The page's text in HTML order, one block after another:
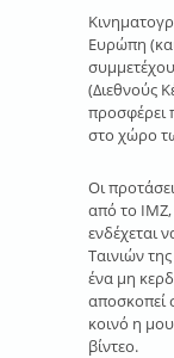
Ευρώπη
(Διεθνούς
προσφέρει
στο χώρο
Οι
από το IMZ,
ενδέχεται
Ταινιών
ένα μη
αποσκοπεί
κοινό η
βίντεο.